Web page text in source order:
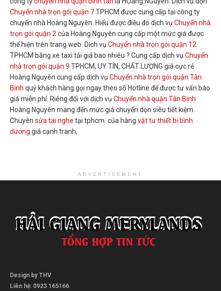
Chuyển nhà trọn gói quận 7TPHCM được cung cấp tại công ty
chuyển nhà Hoàng Nguyên. Hiểu được điều đó dịch vụ Chuyển nhà
trọn gói quận 2 của Hoàng Nguyên cung cấp một mức giá được
thể hiện trên trang web. Dịch vụ Chuyển nhà trọn gói quận 12
TPHCM bằng xe taxi tải giá bao nhiêu ? Cung cấp dịch vụ Chuyển
nhà trọn gói quận 9 TPHCM, UY TÍN, CHẤT LƯỢNG giá cực rẻ
Hoàng Nguyên cung cấp dịch vụ Chuyển nhà trọn gói quận Tân
Bình quý khách hàng gọi ngay theo số Hotline để được tư vấn báo
giá miễn phí. Riêng đối với dịch vụ Chuyển nhà quận Tân Bình
Hoàng Nguyên mang đến mức giá chuyển dọn siêu tiết kiệm.
Chuyên sửa tai nghe tại tphcm. của hàng vật tư thiết bị bình
dương giá cạnh tranh,
ADVERTISEMENT
Design by THV
Liên hệ: 0923 165166